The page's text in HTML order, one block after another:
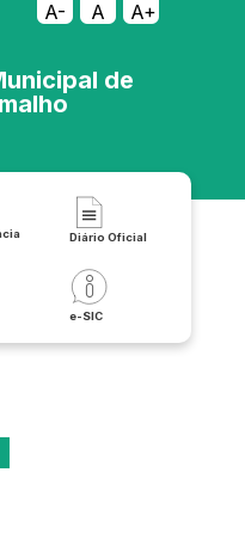
A- A A+
de
Diário Oficial
e-SIC